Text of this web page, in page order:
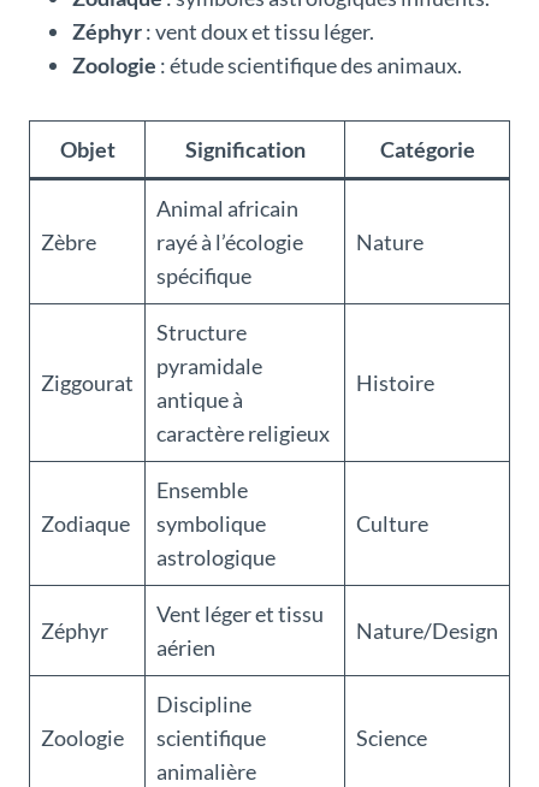
Zéphyr: vent doux et tissu léger.
Zoologie : étude scientifique des animaux.
Objet Signification Catégorie
Zèbre
Animal africain
rayé à l’écologie
spécifique
Nature
Ziggourat
Structure
pyramidale
antique à
caractère religieux
Histoire
Zodiaque
Ensemble
symbolique
astrologique
Culture
Zéphyr
Vent léger et tissu
aérien
Nature/Design
Zoologie
Discipline
scientifique
animalière
Science